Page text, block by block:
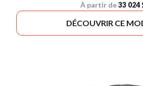
À partir de33 024
DÉCOUVRIR CE